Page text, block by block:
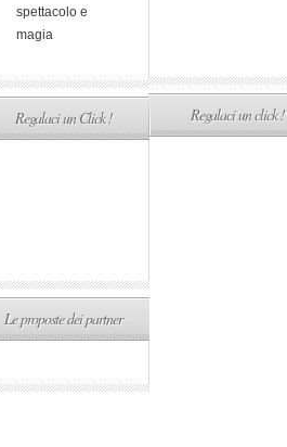
spettacolo e
magia
Regalaci un Click !
Le proposte dei partner
Regalaci un click !